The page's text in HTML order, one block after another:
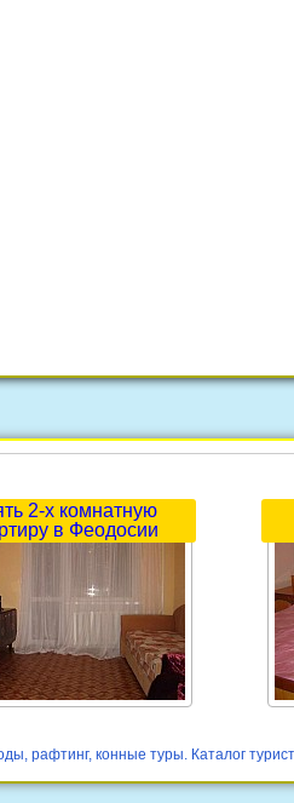
2-х комнатную
в Феодосии